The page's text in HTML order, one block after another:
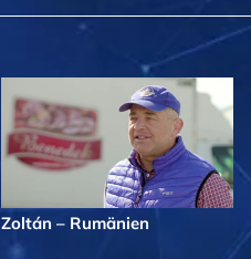
Zoltán – Rumänien